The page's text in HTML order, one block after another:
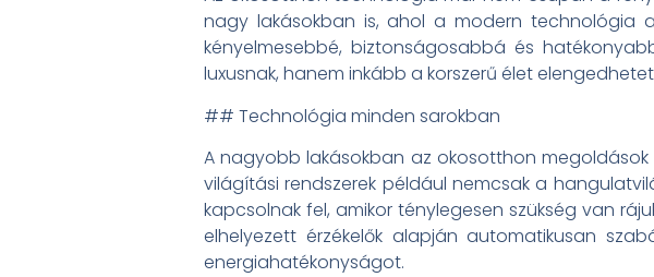
nagy lakásokban is, ahol a modern technológia
kényelmesebbé, biztonságosabbá és
luxusnak, hanem inkább a korszerű élet
## Technológia minden sarokban
A nagyobb lakásokban az okosotthon megoldások
világítási rendszerek például nemcsak a
kapcsolnak fel, amikor ténylegesen szükség van
elhelyezett érzékelők alapján automatikusan
energiahatékonyságot.